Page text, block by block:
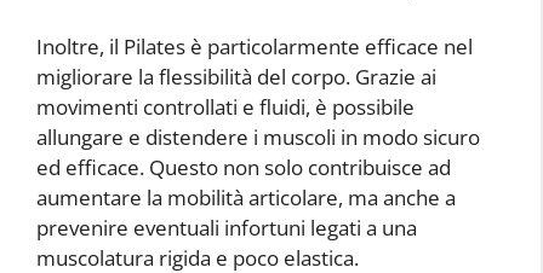
Inoltre, il Pilates è particolarmente efficace nel
migliorare la flessibilità del corpo. Grazie ai
movimenti controllati e fluidi, è possibile
allungare e distendere i muscoli in modo sicuro
ed efficace. Questo non solo contribuisce ad
aumentare la mobilità articolare, ma anche a
prevenire eventuali infortuni legati a una
muscolatura rigida e poco elastica.